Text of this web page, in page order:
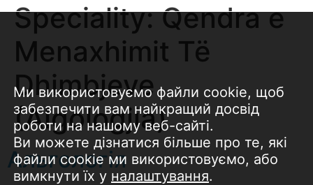
Speciality:Qendra e
Menaxhimit Të
Dhimbjeve
(Algologjia)
Альгологія
Ми використовуємо файли cookie, щоб
забезпечити вам найкращий досвід
роботи на нашому веб-сайті.
Ви можете дізнатися більше про те, які
файли cookie ми використовуємо, або
вимкнути їх у налаштування.